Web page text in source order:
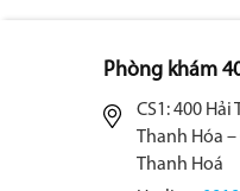
Phòng khám
CS1: 400
Thanh Hóa –
Thanh Hoá